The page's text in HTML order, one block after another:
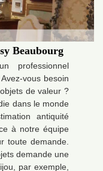
Beaubourg
professionnel
vous besoin
de valeur ?
dans le monde
antiquité
à notre équipe
toute demande.
demande une
par exemple,